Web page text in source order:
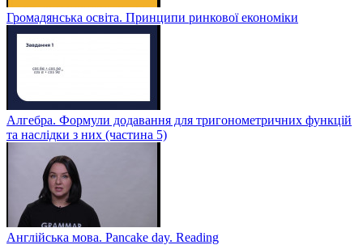
Громадянська освіта. Принципи ринкової економіки
Алгебра. Формули додавання для тригонометричних функцій
та наслідки з них (частина 5)
Англійська мова. Pancake day. Reading